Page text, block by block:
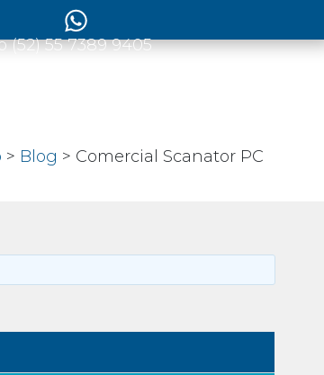
55 7389 9405
> Blog > Comercial Scanator PC